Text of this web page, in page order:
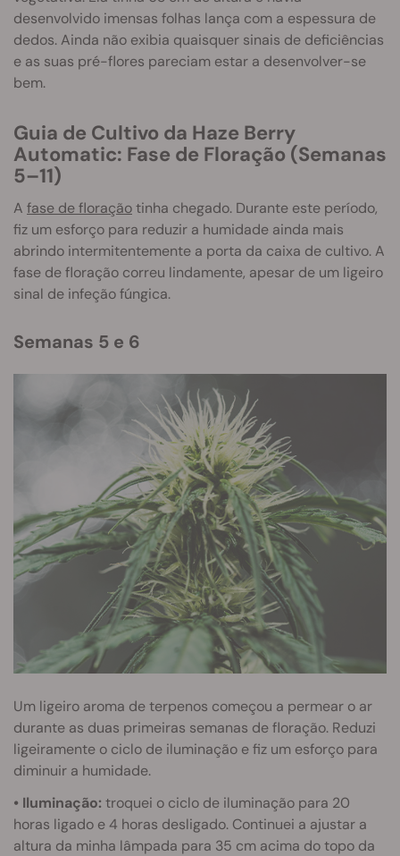
desenvolvido imensas folhas lança com a espessura de
dedos. Ainda não exibia quaisquer sinais de deficiências
e as suas pré-flores pareciam estar a desenvolver-se
bem.
Guia de Cultivo da Haze Berry
Automatic: Fase de Floração (Semanas
5–11)
A fase de floraçãotinha chegado. Durante este período,
fiz um esforço para reduzir a humidade ainda mais
abrindo intermitentemente a porta da caixa de cultivo. A
fase de floração correu lindamente, apesar de um ligeiro
sinal de infeção fúngica.
Semanas 5 e 6
Um ligeiro aroma de terpenos começou a permear o ar
durante as duas primeiras semanas de floração. Reduzi
ligeiramente o ciclo de iluminação e fiz um esforço para
diminuir a humidade.
• Iluminação: troquei o ciclo de iluminação para 20
horas ligado e 4 horas desligado. Continuei a ajustar a
altura da minha lâmpada para 35 cm acima do topo da